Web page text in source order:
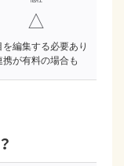
△
を編集する必要あり
携が有料の場合も